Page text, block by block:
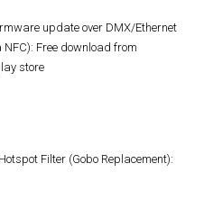
update over DMX/Ethernet
Free download from
store
Filter (Gobo Replacement):